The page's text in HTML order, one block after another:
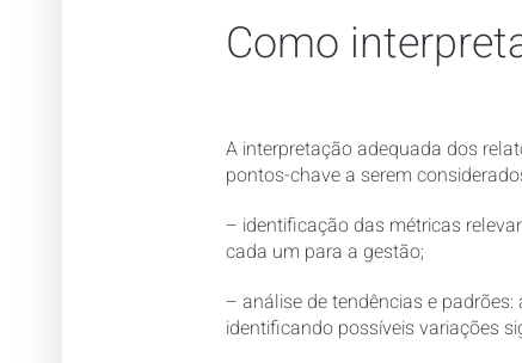
Como
A interpretação adequada dos
pontos-chave a serem
– identificação das métricas
cada um para a gestão;
– análise de tendências e
identificando possíveis variações